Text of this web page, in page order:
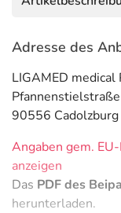
Adresse des
LIGAMED
90556 Cadolzburg
Angaben gem.
anzeigen
Das PDF des
herunterladen.